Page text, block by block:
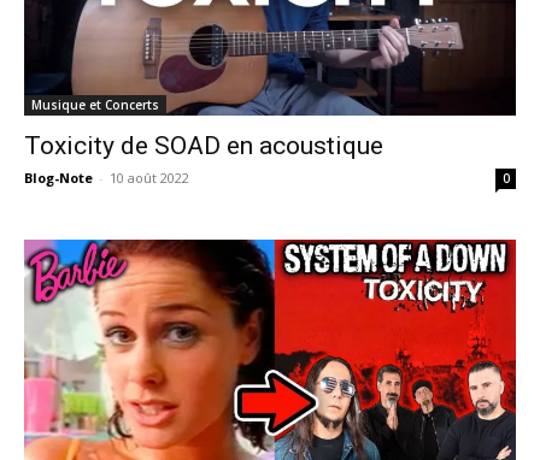
Musique et Concerts
Toxicity de SOAD en acoustique
Blog-Note - 10 août 2022 0